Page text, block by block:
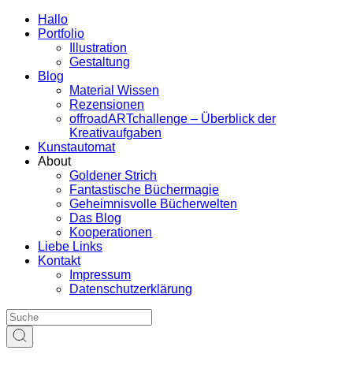
Hallo
Portfolio
Illustration
Gestaltung
Blog
Material Wissen
Rezensionen
offroadARTchallenge – Überblick der
Kreativaufgaben
Kunstautomat
About
Goldener Strich
Fantastische Büchermagie
Geheimnisvolle Bücherwelten
Das Blog
Kooperationen
Liebe Links
Kontakt
Impressum
Datenschutzerklärung